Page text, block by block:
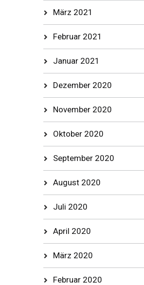
März 2021
Februar 2021
Januar 2021
Dezember 2020
November 2020
Oktober 2020
September 2020
August 2020
Juli 2020
April 2020
März 2020
Februar 2020